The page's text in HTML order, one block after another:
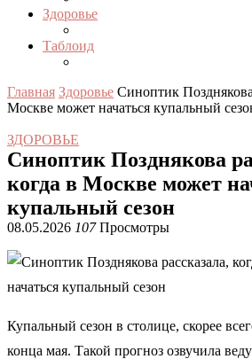
Здоровье
Таблоид
Главная Здоровье Синоптик Позднякова
Москве может начаться купальный
ЗДОРОВЬЕ
Синоптик Позднякова
когда в Москве может
купальный сезон
08.05.2026 107Просмотры
Купальный сезон в столице, скорее
конца мая. Такой прогноз озвучила